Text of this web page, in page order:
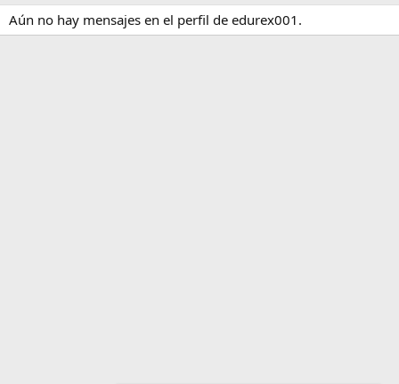
Aún no hay mensajes en el perfil de edurex001.